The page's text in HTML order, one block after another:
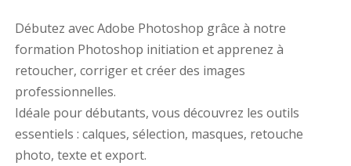
Débutez avec Adobe Photoshop grâce à notre
formation Photoshop initiation et apprenez à
retoucher, corriger et créer des images
professionnelles.
Idéale pour débutants, vous découvrez les outils
essentiels : calques, sélection, masques, retouche
photo, texte et export.